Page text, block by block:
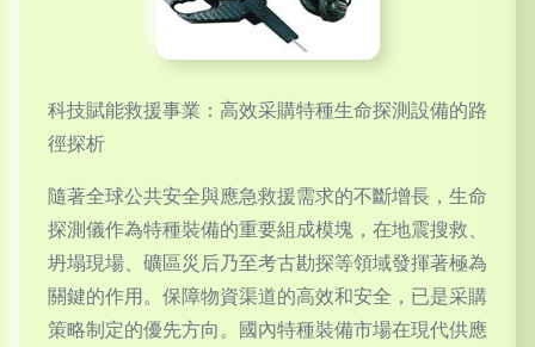
科技賦能救援事業：高效采購特種生命探測設備的路
徑探析
隨著全球公共安全與應急救援需求的不斷增長，生命
探測儀作為特種裝備的重要組成模塊，在地震搜救、
坍塌現場、礦區災后乃至考古勘探等領域發揮著極為
關鍵的作用。保障物資渠道的高效和安全，已是采購
策略制定的優先方向。國內特種裝備市場在現代供應